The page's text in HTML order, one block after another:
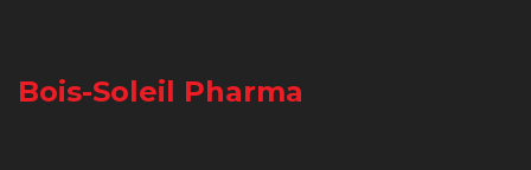
Bois-Soleil Pharma